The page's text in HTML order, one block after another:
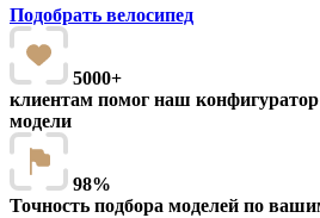
Подобрать велосипед
5000+
клиентам помог наш конфигуратор
модели
98%
Точность подбора моделей по